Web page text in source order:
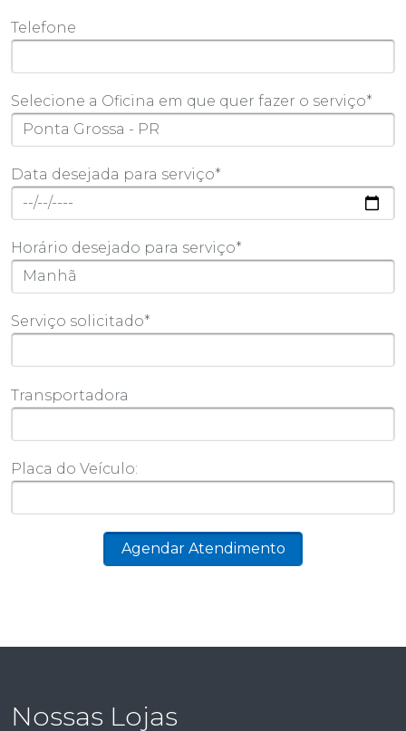
Telefone
Selecione a Oficina em que quer fazer o serviço*
Data desejada para serviço*
Horário desejado para serviço*
Serviço solicitado*
Transportadora
Placa do Veículo:
Nossas Lojas